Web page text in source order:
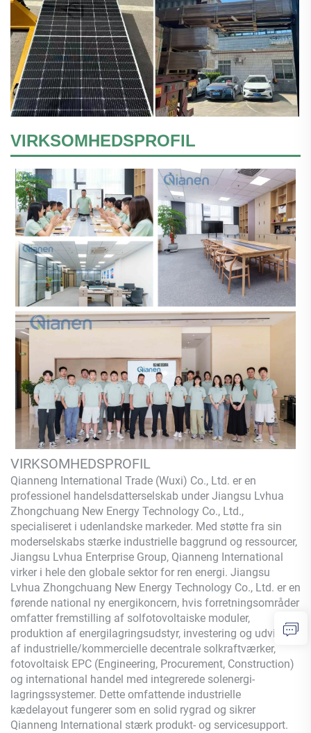
VIRKSOMHEDSPROFIL
VIRKSOMHEDSPROFIL
Qianneng International Trade (Wuxi) Co., Ltd. er en
professionel handelsdatterselskab under Jiangsu Lvhua
Zhongchuang New Energy Technology Co., Ltd.,
specialiseret i udenlandske markeder. Med støtte fra sin
moderselskabs stærke industrielle baggrund og ressourcer,
Jiangsu Lvhua Enterprise Group, Qianneng International
virker i hele den globale sektor for ren energi. Jiangsu
Lvhua Zhongchuang New Energy Technology Co., Ltd. er en
førende national ny energikoncern, hvis forretningsområder
omfatter fremstilling af solfotovoltaiske moduler,
produktion af energilagringsudstyr, investering og udvikling
af industrielle/kommercielle decentrale solkraftværker,
fotovoltaisk EPC (Engineering, Procurement, Construction)
og international handel med integrerede solenergi-
lagringssystemer. Dette omfattende industrielle
kædelayout fungerer som en solid rygrad og sikrer
Qianneng International stærk produkt- og servicesupport.